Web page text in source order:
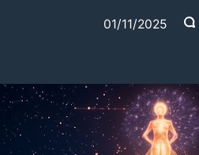
01/11/2025